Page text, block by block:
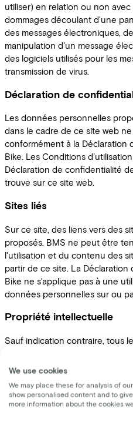
utiliser) en relation ou non
dommages découlant d'une
des messages électroniques,
manipulation d'un message
des logiciels utilisés pour les
transmission de virus.
Déclaration de
Les données personnelles
dans le cadre de ce site web
conformément à la Déclaration
Bike. Les Conditions
Déclaration de confidentialité
trouve sur ce site web.
Sites liés
Sur ce site, des liens vers des
proposés. BMS ne peut être
l'utilisation et du contenu des
partir de ce site. La
Bike ne s'applique pas à une
données personnelles sur ou
Propriété intellectuelle
Sauf indication contraire, tous
propriété intellectuelle, sont la
et de l'information pour une
exemple en imprimant ou en
We use cookies
We may place these for analysis of
show personalised content and to
more information about the cookies